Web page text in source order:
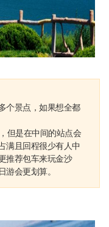
个景点，如果想全都
但是在中间的站点会
满且回程很少有人中
推荐包车来玩金沙
会更划算。